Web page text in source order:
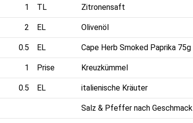
1 TL Zitronensaft
2 EL Olivenöl
0.5 EL Cape Herb Smoked Paprika 75g
1 Prise Kreuzkümmel
0.5 EL italienische Kräuter
Salz & Pfeffer nach Geschmack